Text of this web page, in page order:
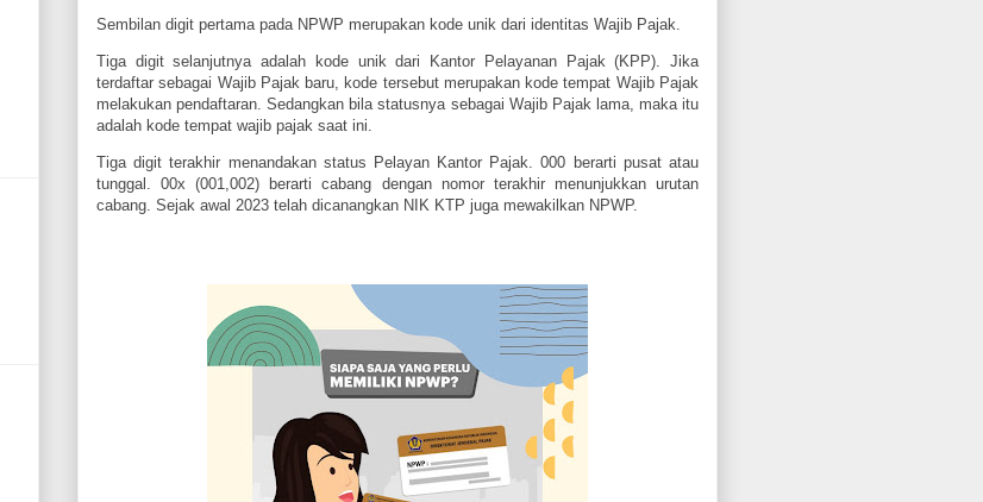
Sembilan digit pertama pada NPWP merupakan kode unik dari identitas Wajib Pajak.
Tiga digit selanjutnya adalah kode unik dari Kantor Pelayanan Pajak (KPP). Jika
terdaftar sebagai Wajib Pajak baru, kode tersebut merupakan kode tempat Wajib Pajak
melakukan pendaftaran. Sedangkan bila statusnya sebagai Wajib Pajak lama, maka itu
adalah kode tempat wajib pajak saat ini.
Tiga digit terakhir menandakan status Pelayan Kantor Pajak. 000 berarti pusat atau
tunggal. 00x (001,002) berarti cabang dengan nomor terakhir menunjukkan urutan
cabang. Sejak awal 2023 telah dicanangkan NIK KTP juga mewakilkan NPWP.